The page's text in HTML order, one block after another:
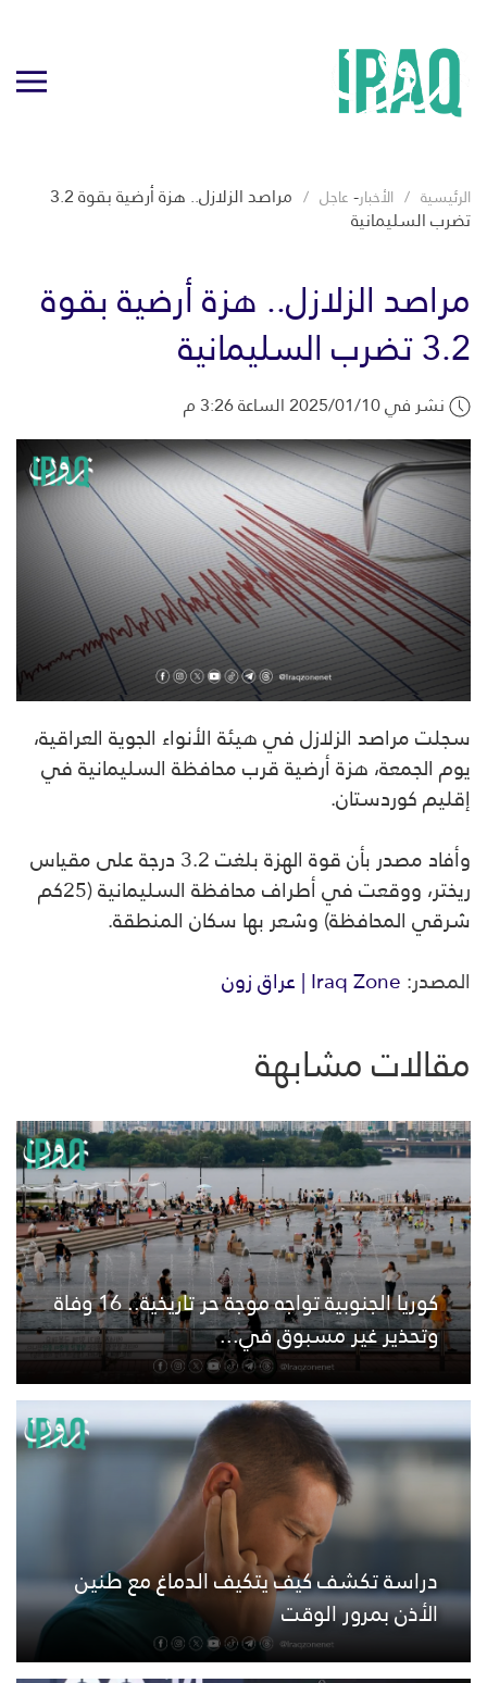
الرئيسية الأخبار-عاجل مراصد الزلازل.. هزة أرضية بقوة 3.2
تضرب السليمانية
مراصد الزلازل.. هزة أرضية بقوة
3.2 تضرب السليمانية
نشر في 2025/01/10 الساعة 3:26 م
سجلت مراصد الزلازل في هيئة الأنواء الجوية العراقية،
يوم الجمعة، هزة أرضية قرب محافظة السليمانية في
إقليم كوردستان.
وأفاد مصدر
بأن قوة الهزة بلغت 3.2 درجة على مقياس
ريختر، ووقعت في أطراف محافظة السليمانية (25كم
شرقي المحافظة) وشعر بها سكان المنطقة.
المصدر:Iraq Zone | عراق زون
مقالات مشابهة
كوريا الجنوبية تواجه موجة حر تاريخية.. 16 وفاة
وتحذير غير مسبوق في...
دراسة تكشف كيف يتكيف الدماغ مع طنين
الأذن بمرور الوقت